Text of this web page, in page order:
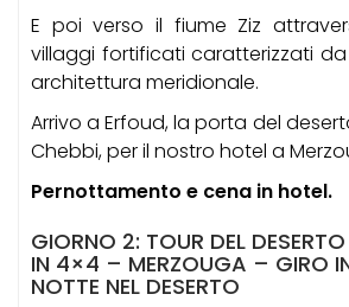
E poi verso il fiume Ziz
villaggi fortificati caratterizzati
architettura meridionale.
Arrivo a Erfoud, la porta del
Chebbi, per il nostro hotel a
Pernottamento e cena in hotel.
GIORNO 2: TOUR DEL
IN 4×4 – MERZOUGA – GIRO
NOTTE NEL DESERTO